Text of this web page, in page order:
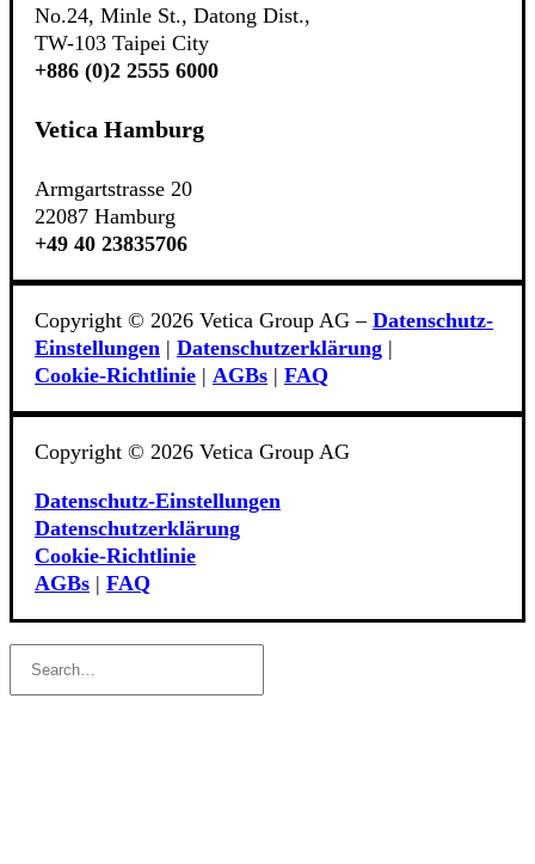
No.24, Minle St., Datong Dist.,
TW-103 Taipei City
+886 (0)2 2555 6000
Vetica Hamburg
Armgartstrasse 20
22087 Hamburg
+49 40 23835706
Copyright © 2026 Vetica Group AG – Datenschutz-
Einstellungen | Datenschutzerklärung |
Cookie‑Richtlinie | AGBs | FAQ
Copyright © 2026 Vetica Group AG
Datenschutz-Einstellungen
Datenschutzerklärung
Cookie‑Richtlinie
AGBs | FAQ